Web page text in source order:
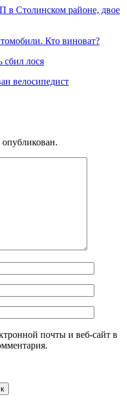
Столинском районе, двое
Кто виноват?
сбил лося
велосипедист
почты и веб-сайт в